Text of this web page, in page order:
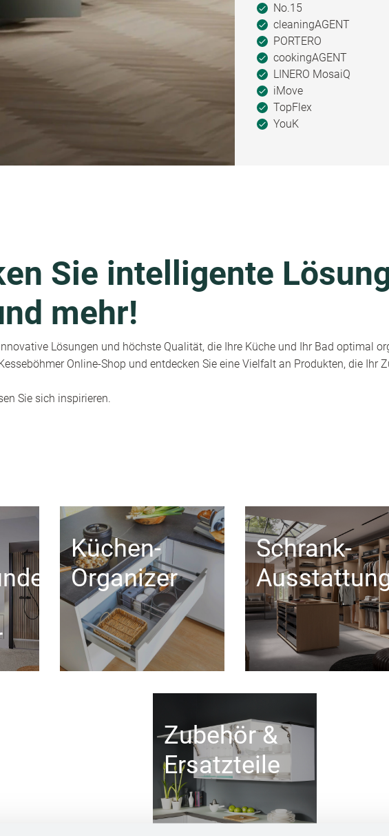
No.15
cleaningAGENT
PORTERO
cookingAGENT
LINERO MosaiQ
iMove
TopFlex
YouK
Sie intelligente
mehr!
Lösungen und höchste Qualität, die Ihre Küche und Ihr Bad optimal
Online-Shop und entdecken Sie eine Vielfalt an Produkten, die Ihr
Sie sich inspirieren.
Küchen-
Organizer
Schrank-
Zubehör &
Ersatzteile